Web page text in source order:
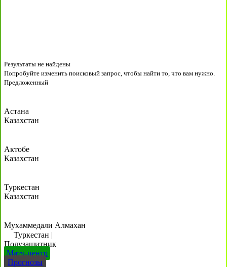
Результаты не найдены
Попробуйте изменить поисковый запрос, чтобы найти то, что вам нужно.
Предложенный
Астана
Казахстан
Актобе
Казахстан
Туркестан
Казахстан
Мухаммедали Алмахан
Туркестан |
Полузащитник
Матч-центр
Прогнозы